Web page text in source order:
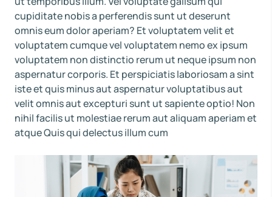
cupiditate nobis a perferendis sunt ut deserunt
omnis eum dolor aperiam? Et voluptatem velit et
voluptatem cumque vel voluptatem nemo ex ipsum
voluptatem non distinctio rerum ut neque ipsum non
aspernatur corporis. Et perspiciatis laboriosam a sint
iste et quis minus aut aspernatur voluptatibus aut
velit omnis aut excepturi sunt ut sapiente optio! Non
nihil facilis ut molestiae rerum aut aliquam aperiam et
atque Quis qui delectus illum cum